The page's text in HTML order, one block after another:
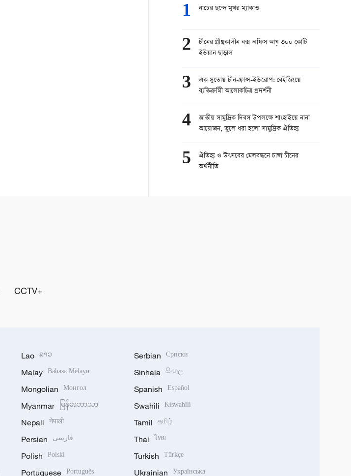
1 নাচের ছন্দে মুখর ম্যাকাও
2
চীনের গ্রীষ্মকালীন বক্স অফিস আয় ৩০০ কোটি
ইউয়ান ছাড়াল
3
এক সুতোয় চীন-ফ্রান্স-ইউরোপ: বেইজিংয়ে
ব্যতিক্রমীি আলোকচিত্র প্রদর্শনী
4
জাতীয় সামুদ্রিক দিবস উপলক্ষে শাংহাইয়ে নানা
আয়োজন, তুলে ধরা হলো সামুদ্রিক ঐতিহ্য
5
ঐতিহ্য ও উৎসবের মেলবন্ধনে চাঙ্গা চীনের
অর্থনীতি
CCTV+
Lao ລາວ
Malay Bahasa Melayu
Mongolian Монгол
Myanmar မြန်မာဘာသာ
Nepali नेपाली
Persian فارسی
Polish Polski
Portuguese Português
Serbian Српски
Sinhala සිංහල
Spanish Español
Swahili Kiswahili
Tamil தமிழ்
Thai ไทย
Turkish Türkçe
Ukrainian Українська